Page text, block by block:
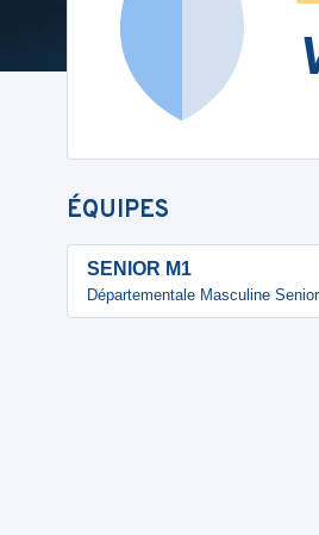
ÉQUIPES
SENIOR M1
Départementale Masculine